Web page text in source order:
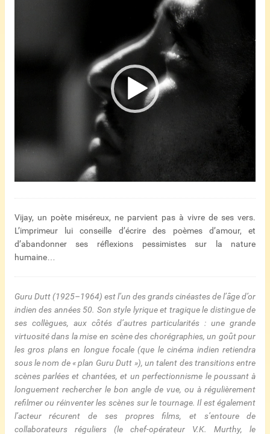
Vijay, un poète miséreux, ne parvient pas à vivre de ses vers.
L’imprimeur lui conseille d’écrire des poèmes d’amour, et
d’abandonner ses réflexions pessimistes sur la nature
humaine…
Guru Dutt (1925–1964) est l’un des grands cinéastes de l’âge d’or
indien des années 50. Son style lyrique et tragique le distingue de
ses collègues, aux côtés d’autres particularités : une grande
virtuosité dans la mise en scène des chorégraphies, un goût pour
les gros plans en longue focale (que le cinéma indien retiendra
sous le nom de « plan Guru Dutt »), un talent des transitions entre
scènes parlées et chantées, et un perfectionnisme le poussant à
longuement rechercher le bon angle de vue, ou à régulièrement
refilmer ou réinventer les scènes sur le tournage. Il est également
l’acteur récurent de ses propres films, et s’entoure de
collaborateurs réguliers (le chef-opérateur V.K. Murthy, le